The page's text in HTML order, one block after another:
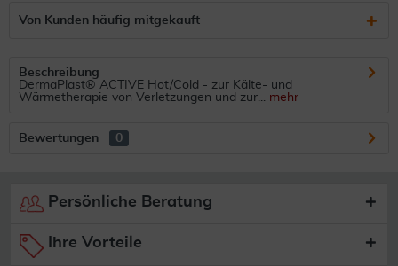
Von Kunden häufig mitgekauft
Beschreibung
DermaPlast® ACTIVE Hot/Cold - zur Kälte- und
Wärmetherapie von Verletzungen und zur... mehr
Bewertungen 0
Persönliche Beratung
Ihre Vorteile